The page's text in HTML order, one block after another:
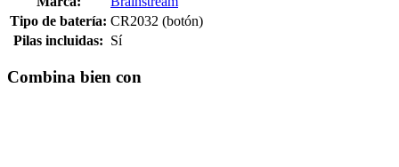
Tipo de batería: CR2032 (botón)
Pilas incluidas: Sí
Combina bien con